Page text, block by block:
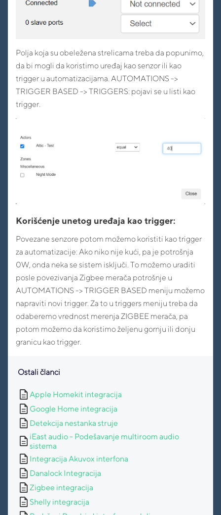
Polja koja su obeležena strelicama treba da popunimo,
da bi mogli da koristimo uređaj kao senzor ili kao
trigger u automatizacijama. AUTOMATIONS ->
TRIGGER BASED -> TRIGGERS: pojavi se u listi kao
trigger.
Korišćenje unetog uređaja kao trigger:
Povezane senzore potom možemo koristiti kao trigger
za automatizacije: Ako niko nije kući, pa je potrošnja
0W, onda neka se sistem isključi. To možemo uraditi
posle povezivanja Zigbee merača potrošnje u
AUTOMATIONS -> TRIGGER BASED meniju možemo
napraviti novi trigger. Za to u triggers meniju treba da
odaberemo vrednost merenja ZIGBEE merača, pa
potom možemo da koristimo željenu gornju ili donju
granicu kao trigger.
Ostali članci
description Apple Homekit integracija
description Google Home integracija
description Detekcija nestanka struje
description iEast audio - Podešavanje multiroom audio
sistema
description Integracija Akuvox interfona
description Danalock Integracija
description Zigbee integracija
description Shelly integracija